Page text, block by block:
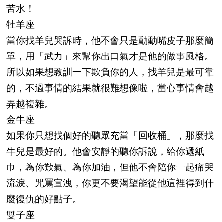
苦水！
牡羊座
當你找羊兒哭訴時，他不會只是動動嘴皮子那麼簡
單，用「武力」來幫你出口氣才是他的做事風格。
所以如果想教訓一下欺負你的人，找羊兒是最可靠
的，不過事情的結果就很難想像啦，當心事情會越
弄越複雜。
金牛座
如果你只想找個好的聽眾充當「回收桶」，那麼找
牛兒是最好的。他會安靜的聽你訴說，給你遞紙
巾，為你歎氣、為你加油，但他不會陪你一起痛哭
流淚、咒罵宣洩，你更不要渴望能從他這裡得到什
麼復仇的好點子。
雙子座